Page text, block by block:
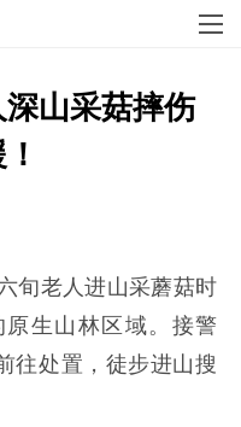
山采菇摔伤
旬老人进山采蘑菇时
生山林区域。接警
往处置，徒步进山搜